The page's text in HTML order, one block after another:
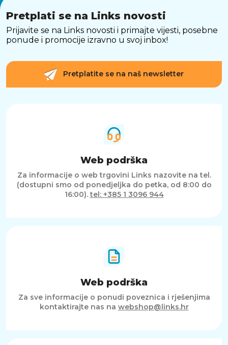
Pretplati se na Links novosti
Prijavite se na Links novosti i primajte vijesti, posebne
ponude i promocije izravno u svoj inbox!
Pretplatite se na naš newsletter
Web podrška
Za informacije o web trgovini Links nazovite na tel.
(dostupni smo od ponedjeljka do petka, od 8:00 do
16:00).tel: +385 1 3096 944
Web podrška
Za sve informacije o ponudi poveznica i rješenjima
kontaktirajte nas na webshop@links.hr